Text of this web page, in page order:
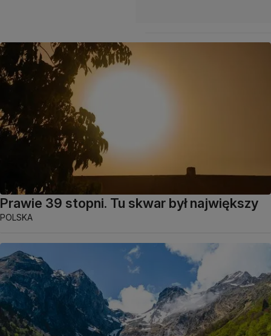
Prawie 39 stopni. Tu skwar był największy
POLSKA